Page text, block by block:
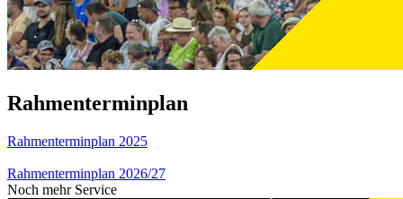
Rahmenterminplan
Rahmenterminplan 2025
Rahmenterminplan 2026/27
Noch mehr Service